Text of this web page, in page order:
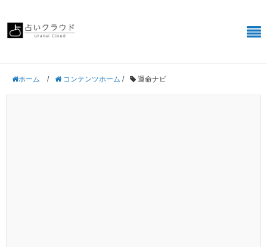
ホーム / コンテンツホーム / 運命ナビ